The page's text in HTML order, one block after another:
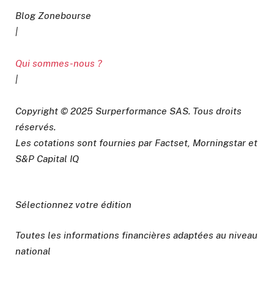
Blog Zonebourse
|
Qui sommes-nous ?
|
Copyright © 2025 Surperformance SAS. Tous droits
réservés.
Les cotations sont fournies par Factset, Morningstar et
S&P Capital IQ
Sélectionnez votre édition
Toutes les informations financières adaptées au niveau
national